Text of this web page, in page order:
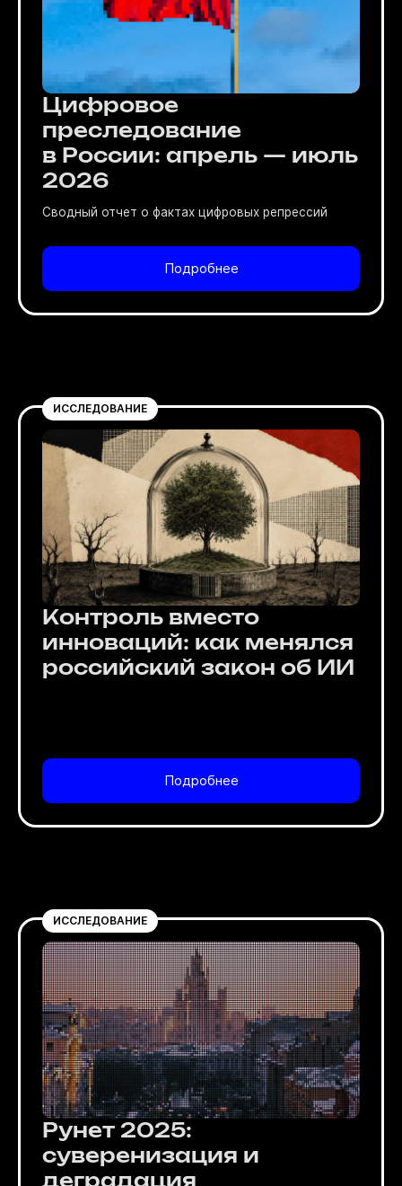
Цифровое
преследование
в России: апрель — июль
2026
Сводный отчет о фактах цифровых репрессий
Подробнее
ИССЛЕДОВАНИЕ
Контроль вместо
инноваций: как менялся
российский закон об ИИ
Подробнее
ИССЛЕДОВАНИЕ
Рунет 2025:
суверенизация и
деградация